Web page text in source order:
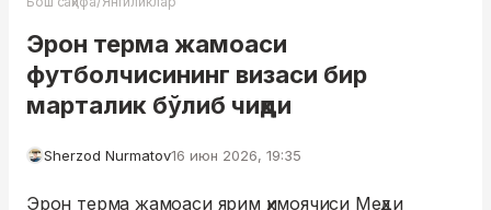
Эрон терма жамоаси
футболчисининг визаси бир
марталик бўлиб чиқди
Sherzod Nurmatov16 июн 2026, 19:35
Эрон терма жамоаси ярим ҳимоячиси Меҳди